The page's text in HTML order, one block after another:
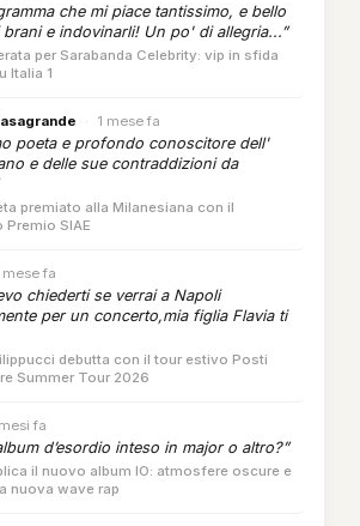
che mi piace tantissimo, e bello
e indovinarli! Un po' di allegria...”
per Sarabanda Celebrity: vip in sfida
Italia 1
· 1 mese fa
poeta e profondo conoscitore dell'
e delle sue contraddizioni da
premiato alla Milanesiana con il
SIAE
mese fa
chiederti se verrai a Napoli
per un concerto,mia figlia Flavia ti
debutta con il tour estivo Posti
Summer Tour 2026
fa
d’esordio inteso in major o altro?”
il nuovo album IO: atmosfere oscure e
nuova wave rap